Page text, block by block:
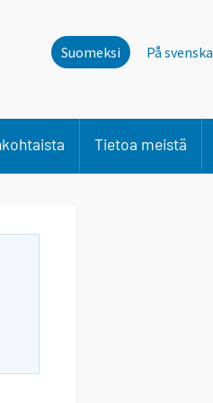
Suomeksi På svenska
Tietoa meistä